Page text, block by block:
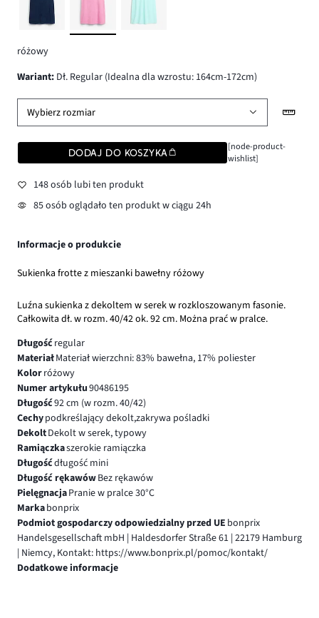
różowy
wariant: Dł. Regular (Idealna dla wzrostu: 164cm-172cm)
Wybierz rozmiar
DODAJ DO KOSZYKA
[node-product-
wishlist]
148 osób lubi ten produkt
85 osób oglądało ten produkt w ciągu 24h
Informacje o produkcie
Sukienka frotte z mieszanki bawełny różowy
Luźna sukienka z dekoltem w serek w rozkloszowanym fasonie.
Całkowita dł. w rozm. 40/42 ok. 92 cm. Można prać w pralce.
Długośćregular
MateriałMateriał wierzchni: 83% bawełna, 17% poliester
Kolorróżowy
Numer artykułu90486195
Długość92 cm (w rozm. 40/42)
Cechypodkreślający dekolt,zakrywa pośladki
DekoltDekolt w serek, typowy
Ramiączkaszerokie ramiączka
Długośćdługość mini
Długość rękawówBez rękawów
PielęgnacjaPranie w pralce 30°C
Markabonprix
Podmiot gospodarczy odpowiedzialny przed UE bonprix
Handelsgesellschaft mbH | Haldesdorfer Straße 61 | 22179 Hamburg
| Niemcy, Kontakt: https://www.bonprix.pl/pomoc/kontakt/
Dodatkowe informacje